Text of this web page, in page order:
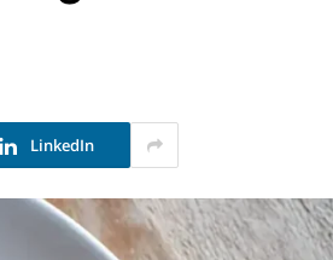
LinkedIn